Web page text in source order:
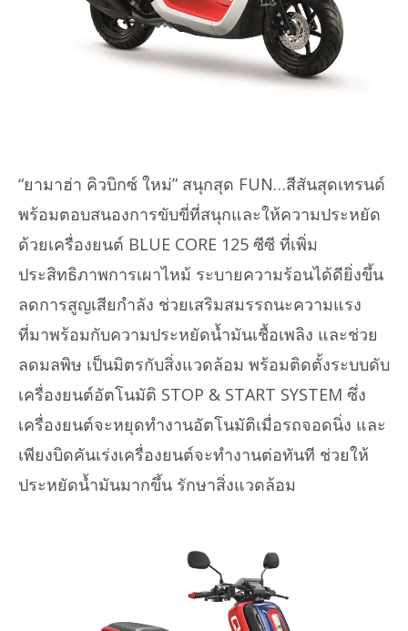
“ยามาฮ่า คิวบิกซ์ ใหม่” สนุกสุด FUN…สีสันสุดเทรนด์
พร้อมตอบสนองการขับขี่ที่สนุกและให้ความประหยัด
ด้วยเครื่องยนต์ BLUE CORE 125 ซีซี ที่เพิ่ม
ประสิทธิภาพการเผาไหม้ ระบายความร้อนได้ดียิ่งขึ้น
ลดการสูญเสียกำลัง ช่วยเสริมสมรรถนะความแรง
ที่มาพร้อมกับความประหยัดน้ำมันเชื้อเพลิง และช่วย
ลดมลพิษ เป็นมิตรกับสิ่งแวดล้อม พร้อมติดตั้งระบบดับ
เครื่องยนต์อัตโนมัติ STOP & START SYSTEM ซึ่ง
เครื่องยนต์จะหยุดทำงานอัตโนมัติเมื่อรถจอดนิ่ง และ
เพียงบิดคันเร่งเครื่องยนต์จะทำงานต่อทันที ช่วยให้
ประหยัดน้ำมันมากขึ้น รักษาสิ่งแวดล้อม